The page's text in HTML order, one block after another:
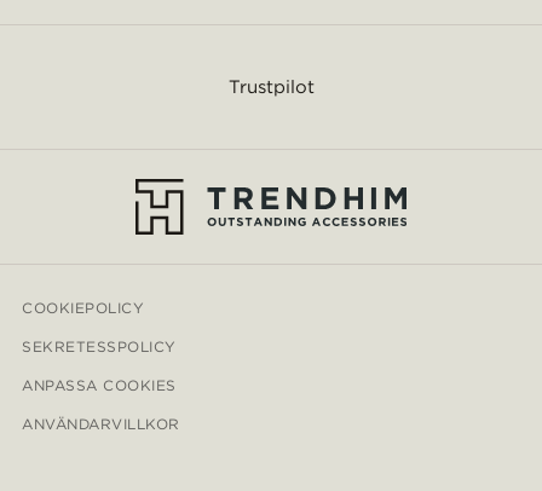
Trustpilot
COOKIEPOLICY
SEKRETESSPOLICY
ANPASSA COOKIES
ANVÄNDARVILLKOR